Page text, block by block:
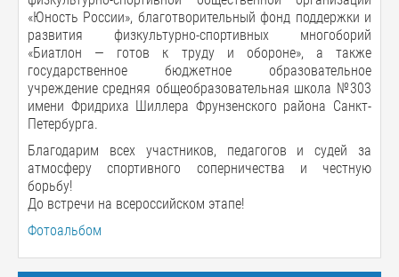
«Юность России», благотворительный фонд поддержки и
развития физкультурно-спортивных многоборий
«Биатлон — готов к труду и обороне», а также
государственное бюджетное образовательное
учреждение средняя общеобразовательная школа №303
имени Фридриха Шиллера Фрунзенского района Санкт-
Петербурга.
Благодарим всех участников, педагогов и судей за
атмосферу спортивного соперничества и честную
борьбу!
До встречи на всероссийском этапе!
Фотоальбом